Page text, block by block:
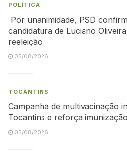
POLÍTICA
Por unanimidade, PSD
candidatura de Luciano
reeleição
05/08/2026
TOCANTINS
Campanha de multivacinação
Tocantins e reforça imunização
05/08/2026